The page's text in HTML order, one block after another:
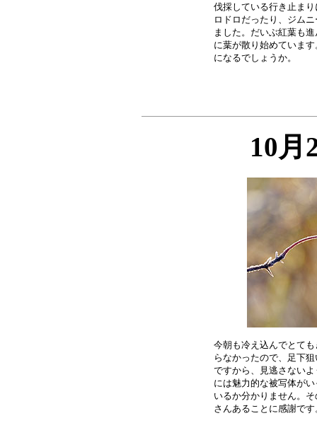
伐採している行き止ま
ロドロだったり、ジム
ました。だいぶ紅葉も
に葉が散り始めていま
10月
今朝も冷え込んでとて
らなかったので、足下
ですから、見逃さない
には魅力的な被写体が
いるか分かりません。